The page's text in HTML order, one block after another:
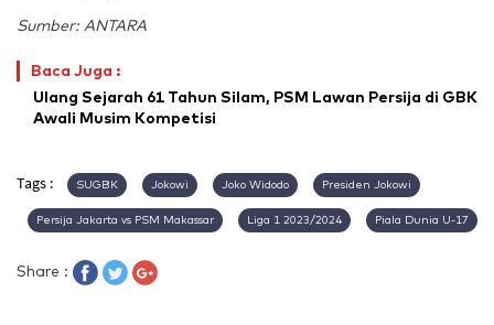
Sumber: ANTARA
Baca Juga :
Ulang Sejarah 61 Tahun Silam, PSM Lawan Persija di GBK
Awali Musim Kompetisi
Tags : SUGBK Jokowi Joko Widodo Presiden Jokowi
Persija Jakarta vs PSM Makassar Liga 1 2023/2024 Piala Dunia U-17
Share :